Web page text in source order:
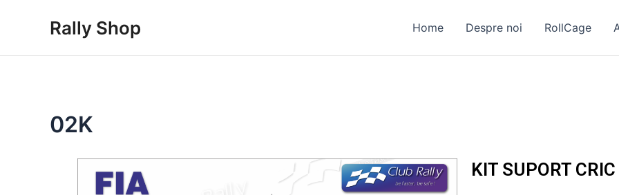
Rally Shop Home Despre noi RollCage
02K
KIT SUPORT CRIC